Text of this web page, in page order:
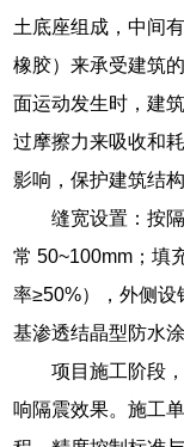
土底座组成，中间
橡胶）来承受建筑
面运动发生时，建
过摩擦力来吸收和
影响，保护建筑结
缝宽设置：按
常 50~100mm；填
率≥50%），外侧设
基渗透结晶型防水
项目施工阶段
响隔震效果。施工